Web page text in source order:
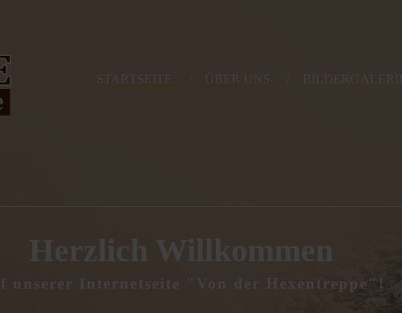
STARTSEITE ÜBER UNS BILDERGALERIE
Herzlich Willkommen
unserer Internetseite "Von der Hexentreppe"!